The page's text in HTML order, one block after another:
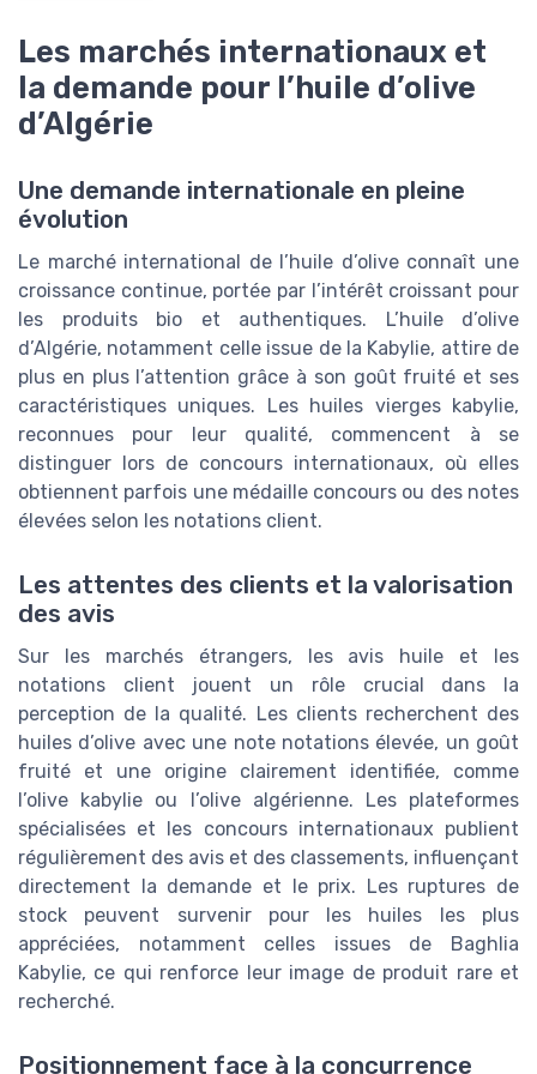
Les marchés internationaux et
la demande pour l’huile d’olive
d’Algérie
Une demande internationale en pleine
évolution
Le marché international de l’huile d’olive connaît une
croissance continue, portée par l’intérêt croissant pour
les produits bio et authentiques. L’huile d’olive
d’Algérie, notamment celle issue de la Kabylie, attire de
plus en plus l’attention grâce à son goût fruité et ses
caractéristiques uniques. Les huiles vierges kabylie,
reconnues pour leur qualité, commencent à se
distinguer lors de concours internationaux, où elles
obtiennent parfois une médaille concours ou des notes
élevées selon les notations client.
Les attentes des clients et la valorisation
des avis
Sur les marchés étrangers, les avis huile et les
notations client jouent un rôle crucial dans la
perception de la qualité. Les clients recherchent des
huiles d’olive avec une note notations élevée, un goût
fruité et une origine clairement identifiée, comme
l’olive kabylie ou l’olive algérienne. Les plateformes
spécialisées et les concours internationaux publient
régulièrement des avis et des classements, influençant
directement la demande et le prix. Les ruptures de
stock peuvent survenir pour les huiles les plus
appréciées, notamment celles issues de Baghlia
Kabylie, ce qui renforce leur image de produit rare et
recherché.
Positionnement face à la concurrence